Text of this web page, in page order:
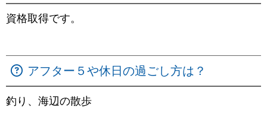
資格取得です。
アフター５や休日の過ごし方は？
釣り、海辺の散歩